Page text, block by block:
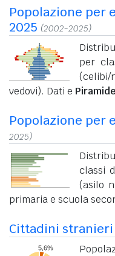
Popolazione per
2025 (2002-2025)
per
vedovi). Dati e
Popolazione per
2025)
classi
(asilo
primaria e scuola
Cittadini stranieri